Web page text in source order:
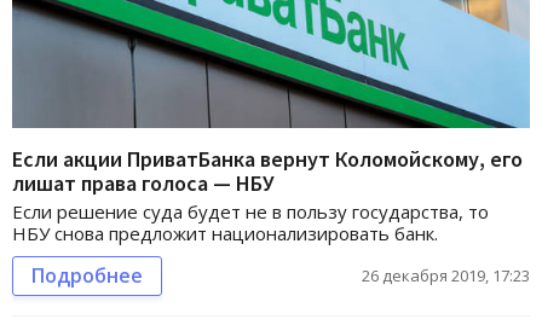
Если акции ПриватБанка вернут Коломойскому, его
лишат права голоса — НБУ
Если решение суда будет не в пользу государства, то
НБУ снова предложит национализировать банк.
Подробнее 26 декабря 2019, 17:23